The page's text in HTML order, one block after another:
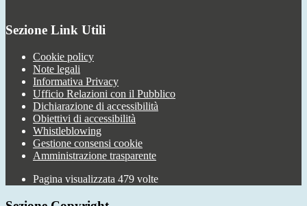
Sezione Link Utili
Cookie policy
Note legali
Informativa Privacy
Ufficio Relazioni con il Pubblico
Dichiarazione di accessibilità
Obiettivi di accessibilità
Whistleblowing
Gestione consensi cookie
Amministrazione trasparente
Pagina visualizzata 479 volte